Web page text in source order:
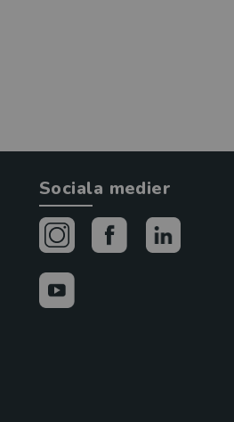
Sociala medier